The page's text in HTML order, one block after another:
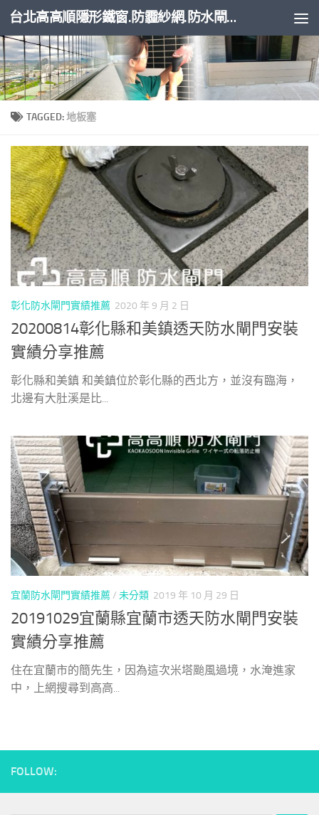
Skip to content 台北高高順隱形鐵窗.防霾紗網.防水閘門
TAGGED:地板塞
彰化防水閘門實績推薦 2020 年 9 月 2 日
20200814彰化縣和美鎮透天防水閘門安裝
實績分享推薦
彰化縣和美鎮 和美鎮位於彰化縣的西北方，並沒有臨海，
北邊有大肚溪是比...
宜蘭防水閘門實績推薦/ 未分類 2019 年 10 月 29 日
20191029宜蘭縣宜蘭市透天防水閘門安裝
實績分享推薦
住在宜蘭市的簡先生，因為這次米塔颱風過境，水淹進家
中，上網搜尋到高高...
FOLLOW: